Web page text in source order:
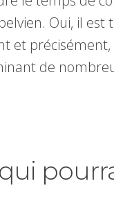
Oui, il
et
de